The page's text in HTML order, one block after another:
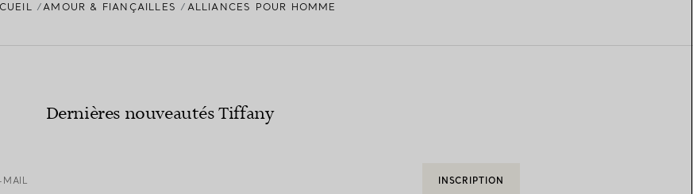
AMOUR & FIANÇAILLES ALLIANCES POUR HOMME
Dernières nouveautés Tiffany
MAIL INSCRIPTION